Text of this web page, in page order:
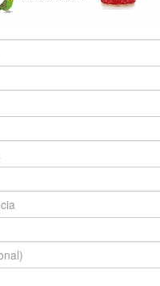
el producto que